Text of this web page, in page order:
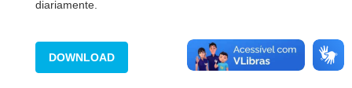
diariamente.
DOWNLOAD